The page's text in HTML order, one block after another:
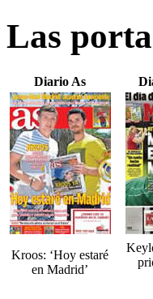
Las
Diario As
Kroos: ‘Hoy estaré
en Madrid’